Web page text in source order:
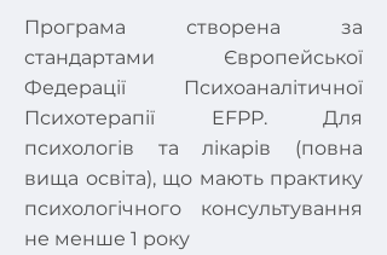
Програма створена за
стандартами Європейської
Федерації Психоаналітичної
Психотерапії EFPP. Для
психологів та лікарів (повна
вища освіта), що мають практику
психологічного консультування
не менше 1 року